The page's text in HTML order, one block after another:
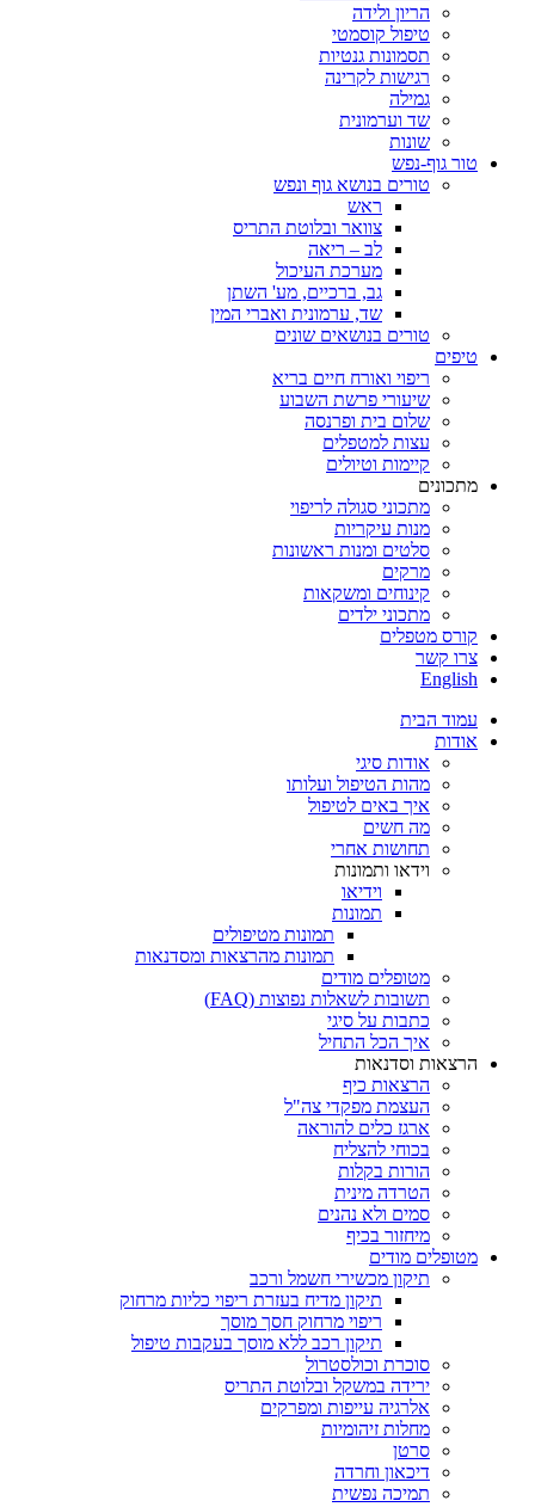
הריון ולידה
טיפול קוסמטי
תסמונות גנטיות
רגישות לקרינה
גמילה
שד וערמונית
שונות
טור גוף-נפש
טורים בנושא גוף ונפש
ראש
צוואר ובלוטת התריס
לב – ריאה
מערכת העיכול
גב, ברכיים, מע' השתן
שד, ערמונית ואברי המין
טורים בנושאים שונים
טיפים
ריפוי ואורח חיים בריא
שיעורי פרשת השבוע
שלום בית ופרנסה
עצות למטפלים
קיימות וטיולים
מתכונים
מתכוני סגולה לריפוי
מנות עיקריות
סלטים ומנות ראשונות
מרקים
קינוחים ומשקאות
מתכוני ילדים
קורס מטפלים
צרו קשר
English
עמוד הבית
אודות
אודות סיגי
מהות הטיפול ועלותו
איך באים לטיפול
מה חשים
תחושות אחרי
וידאו ותמונות
וידיאו
תמונות
תמונות מטיפולים
תמונות מהרצאות ומסדנאות
מטופלים מודים
תשובות לשאלות נפוצות (FAQ)
כתבות על סיגי
איך הכל התחיל
הרצאות וסדנאות
הרצאות כיף
העצמת מפקדי צה"ל
ארגז כלים להוראה
בכוחי להצליח
הורות בקלות
הטרדה מינית
סמים ולא נהנים
מיחזור בכיף
מטופלים מודים
תיקון מכשירי חשמל ורכב
תיקון מדיח בעזרת ריפוי כליות מרחוק
ריפוי מרחוק חסך מוסך
תיקון רכב ללא מוסך בעקבות טיפול
סוכרת וכולסטרול
ירידה במשקל ובלוטת התריס
אלרגיה עייפות ומפרקים
מחלות זיהומיות
סרטן
דיכאון וחרדה
תמיכה נפשית